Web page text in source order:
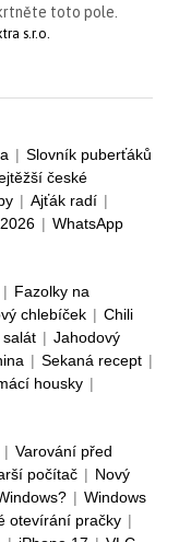
toto pole.
s.r.o.
| Slovník puberťáků
české
| Ajťák radí |
| WhatsApp
| Fazolky na
chlebíček | Chili
salát | Jahodový
| Sekaná recept |
housky |
| Varování před
počítač | Nový
| Windows
otevírání pračky |